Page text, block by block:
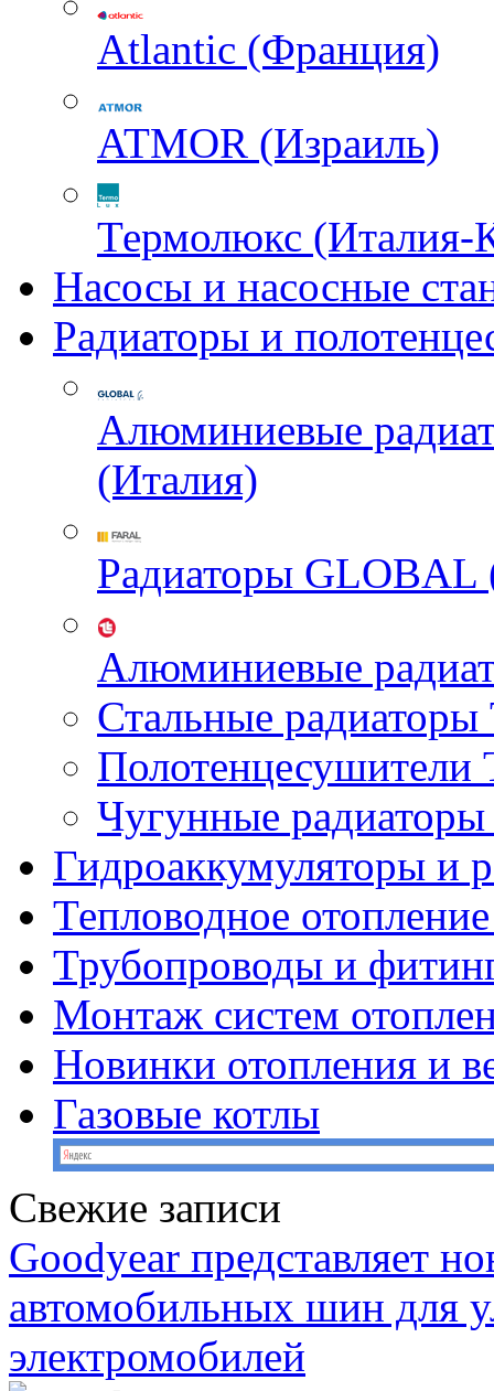
Atlantic (Франция)
ATMOR (Израиль)
Термолюкс (Италия-
Насосы и насосные
Радиаторы и
Алюминиевые
(Италия)
Радиаторы GLOBAL
Алюминиевые
Стальные
Чугунные
Гидроаккумуляторы и
Тепловодное
Трубопроводы и
Монтаж систем
Новинки отопления и
Газовые котлы
Свежие записи
Goodyear представляет
автомобильных шин для
электромобилей